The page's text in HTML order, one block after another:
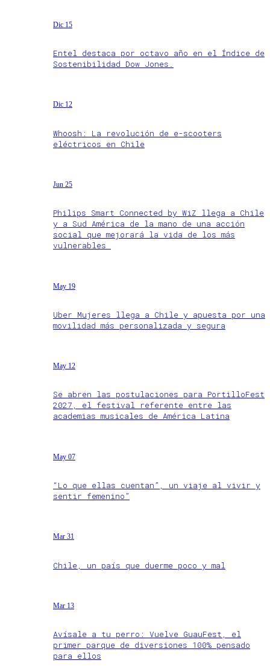
Dic 15
Entel destaca por octavo año en el Índice de
Sostenibilidad Dow Jones.
Dic 12
Whoosh: La revolución de e-scooters
eléctricos en Chile
Jun 25
Philips Smart Connected by WiZ llega a Chile
y a Sud América de la mano de una acción
social que mejorará la vida de los más
vulnerables
May 19
Uber Mujeres llega a Chile y apuesta por una
movilidad más personalizada y segura
May 12
Se abren las postulaciones para PortilloFest
2027, el festival referente entre las
academias musicales de América Latina
May 07
“Lo que ellas cuentan”, un viaje al vivir y
sentir femenino”
Mar 31
Chile, un país que duerme poco y mal
Mar 13
Avísale a tu perro: Vuelve GuauFest, el
primer parque de diversiones 100% pensado
para ellos